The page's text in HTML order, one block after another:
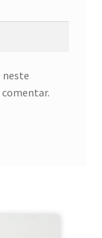
neste
comentar.